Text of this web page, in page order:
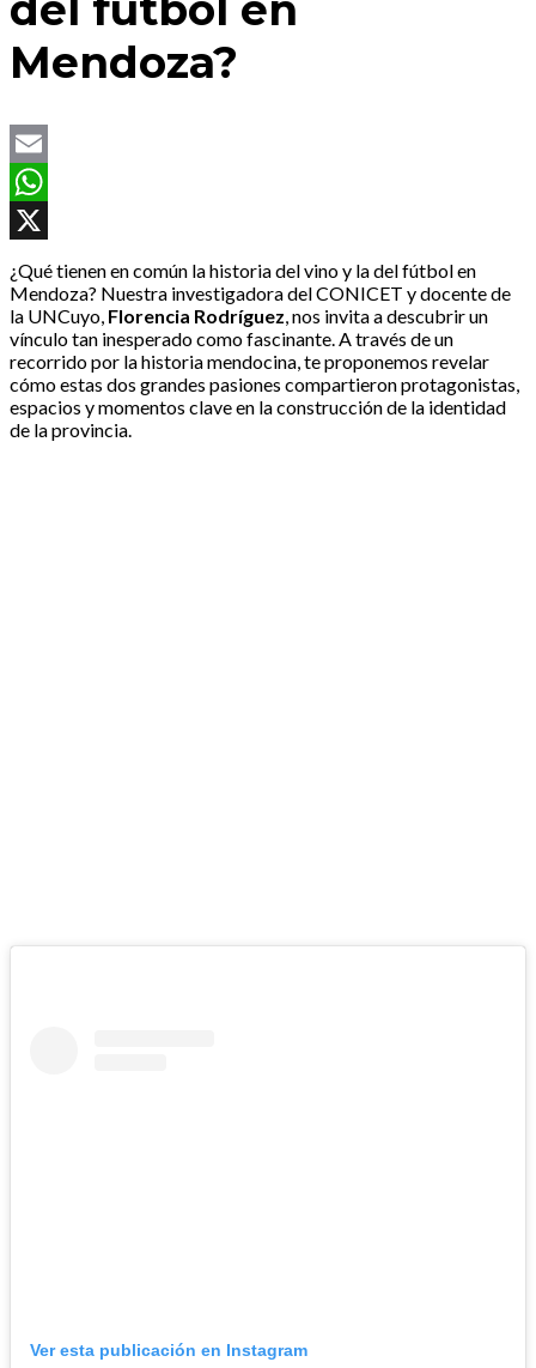
Mendoza?
Email
WhatsApp
¿Qué tienen en común la historia del vino y la del fútbol en
Mendoza? Nuestra investigadora del CONICET y docente de
la UNCuyo, Florencia Rodríguez, nos invita a descubrir un
vínculo tan inesperado como fascinante. A través de un
recorrido por la historia mendocina, te proponemos revelar
cómo estas dos grandes pasiones compartieron protagonistas,
espacios y momentos clave en la construcción de la identidad
de la provincia.
Ver esta publicación en Instagram